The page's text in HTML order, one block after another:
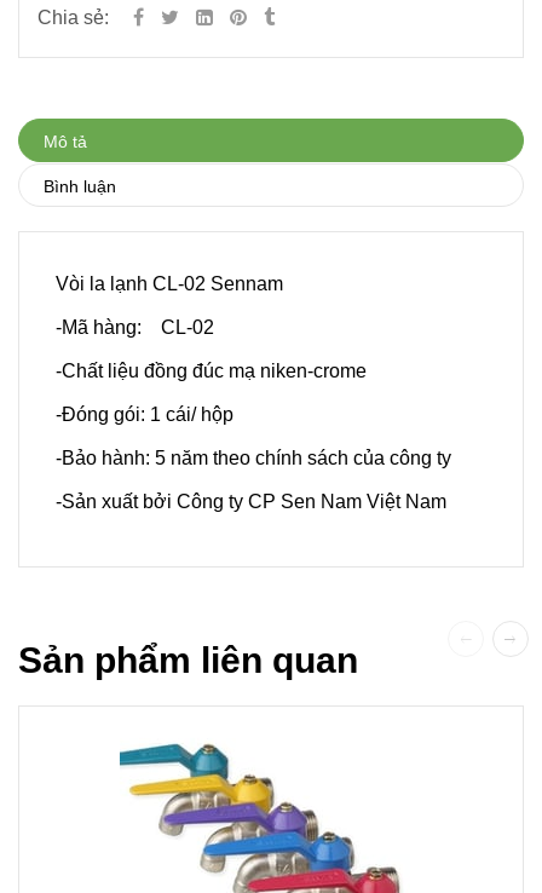
Chia sẻ:
Mô tả
Bình luận
Vòi la lạnh CL-02 Sennam
-Mã hàng: CL-02
-Chất liệu đồng đúc mạ niken-crome
-Đóng gói: 1 cái/ hộp
-Bảo hành: 5 năm theo chính sách của công ty
-Sản xuất bởi Công ty CP Sen Nam Việt Nam
Sản phẩm liên quan